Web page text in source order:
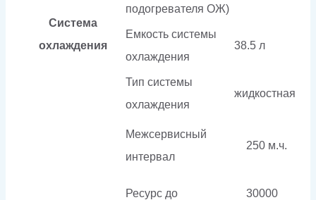
Система
охлаждения
подогревателя ОЖ)
Емкость системы
охлаждения
38.5 л
Тип системы
охлаждения
жидкостная
Межсервисный
интервал
250 м.ч.
Ресурс до
30000